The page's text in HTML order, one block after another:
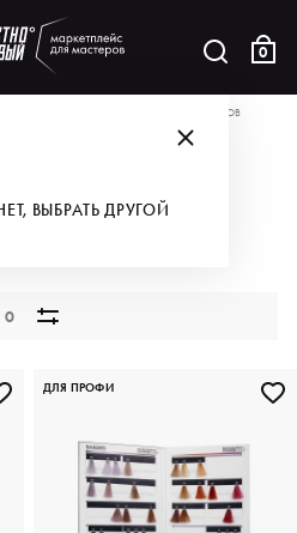
0
ВЫБРАТЬ ДРУГОЙ
КАРТЫ ОТТЕНКОВ
0
ДЛЯ ПРОФИ